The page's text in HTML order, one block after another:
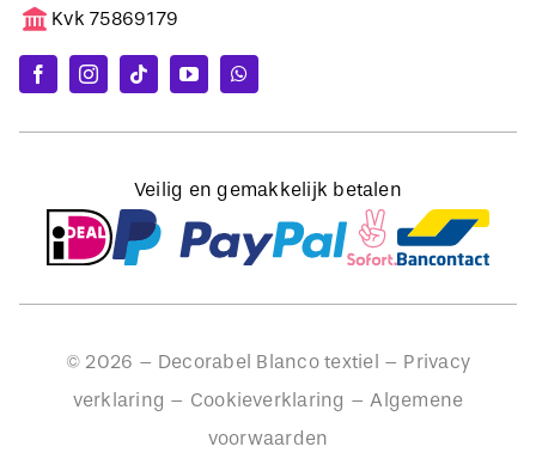
Kvk 75869179
Veilig en gemakkelijk betalen
© 2026 – Decorabel Blanco textiel – Privacy
verklaring – Cookieverklaring –Algemene
voorwaarden